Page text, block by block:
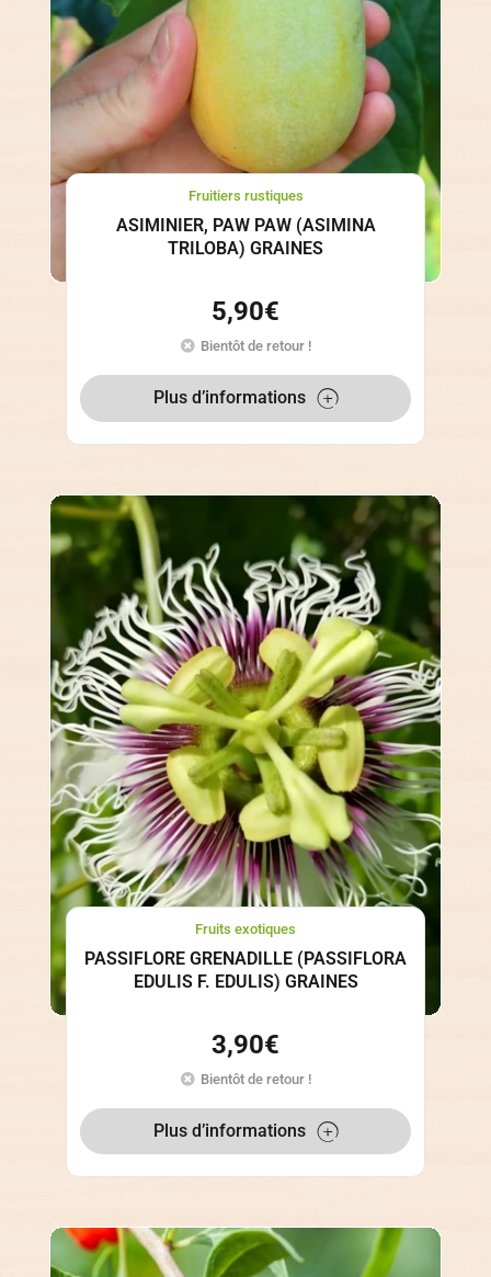
Fruitiers rustiques
ASIMINIER, PAW PAW (ASIMINA
TRILOBA) GRAINES
5,90€
Bientôt de retour !
Plus d’informations
Fruits exotiques
PASSIFLORE GRENADILLE (PASSIFLORA
EDULIS F. EDULIS) GRAINES
3,90€
Bientôt de retour !
Plus d’informations